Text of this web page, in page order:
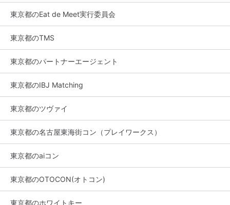
東京都のEat de Meet実行委員会
東京都のTMS
東京都のパートナーエージェント
東京都のIBJ Matching
東京都のツヴァイ
東京都の名古屋東海街コン（プレイワークス）
東京都のaiコン
東京都のOTOCON(オトコン)
東京都のホワイトキー